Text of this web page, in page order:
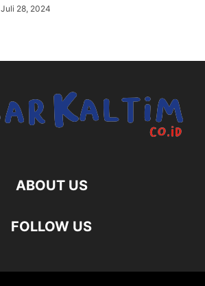
Juli 28, 2024
ABOUT US
FOLLOW US